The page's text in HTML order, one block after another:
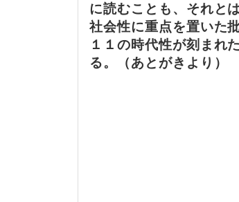
に読むことも、それと
社会性に重点を置いた
１１の時代性が刻まれ
る。（あとがきより）